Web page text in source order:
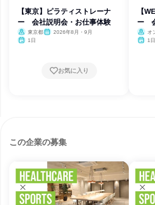
【東京】ピラティストレーナ
ー 会社説明会・お仕事体験
東京都
2026年8月・9月
1日
お気に入り
【
ー
オ
1日
この企業の募集